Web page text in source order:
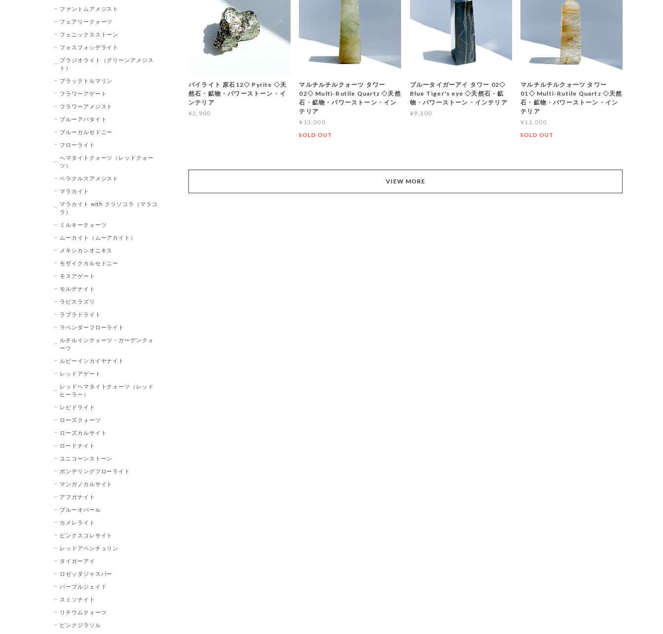
パイライト 原石12◇ Pyrite ◇天
然石・鉱物・パワーストーン・イ
ンテリア
¥2,900
マルチルチルクォーツ タワー
02◇ Multi-Rutile Quartz ◇天然
石・鉱物・パワーストーン・イン
テリア
¥13,000
SOLD OUT
ブルータイガーアイ タワー 02◇
Blue Tiger's eye ◇天然石・鉱
物・パワーストーン・インテリア
¥9,300
マルチルチルクォーツ タワー
01◇ Multi-Rutile Quartz ◇天然
石・鉱物・パワーストーン・イン
テリア
¥11,000
SOLD OUT
VIEW MORE
ファントムアメジスト
フェアリークォーツ
フェニックスストーン
フォスフォシデライト
プラジオライト（グリーンアメジス
ト）
ブラックトルマリン
フラワーアゲート
フラワーアメジスト
ブルーアパタイト
ブルーカルセドニー
フローライト
ヘマタイトクォーツ（レッドクォー
ツ）
ベラクルスアメジスト
マラカイト
マラカイト with クリソコラ（マラコ
ラ）
ミルキークォーツ
ムーカイト（ムーアカイト）
メキシカンオニキス
モザイクカルセドニー
モスアゲート
モルデナイト
ラピスラズリ
ラブラドライト
ラベンダーフローライト
ルチルインクォーツ・ガーデンクォ
ーツ
ルビーインカイヤナイト
レッドアゲート
レッドヘマタイトクォーツ（レッド
ヒーラー）
レピドライト
ローズクォーツ
ローズカルサイト
ロードナイト
ユニコーンストーン
ポンデリングフローライト
マンガノカルサイト
アフガナイト
ブルーオパール
カメレライト
ピンクスコレサイト
レッドアベンチュリン
タイガーアイ
ロゼッタジャスパー
パープルジェイド
スミソナイト
リチウムクォーツ
ピンクジラソル